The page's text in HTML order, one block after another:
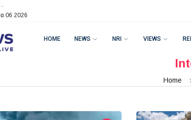
06 2026
HOME NEWS NRI VIEWS
Home